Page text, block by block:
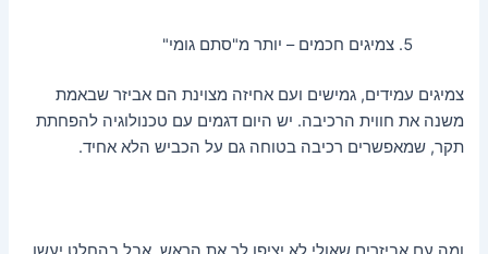
צמיגים חכמים – יותר מ"סתם גומי"
צמיגים עמידים, גמישים ועם אחיזה מצוינת הם אביזר שבאמת
משנה את חווית הרכיבה. יש היום דגמים עם טכנולוגיה להפחתת
תקר, שמאפשרים רכיבה בטוחה גם על הכביש הלא אחיד.